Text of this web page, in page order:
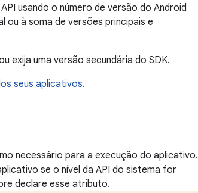
usando o número de versão do Android
ou à soma de versões principais e
exija uma versão secundária do SDK.
seus aplicativos.
necessário para a execução do aplicativo.
se o nível da API do sistema for
declare esse atributo.